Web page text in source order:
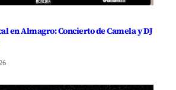
en Almagro: Concierto de Camela y DJ